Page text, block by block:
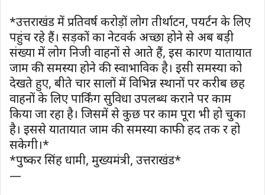
*उत्तराखंड में प्रतिवर्ष करोड़ों लोग तीर्थाटन, पयर्टन के लिए
पहुंच रहे हैं। सड़कों का नेटवर्क अच्छा होने से अब बड़ी
संख्या में लोग निजी वाहनों से आते हैं, इस कारण यातायात
जाम की समस्या होने की स्वाभाविक है। इसी समस्या को
देखते हुए, बीते चार सालों में विभिन्न स्थानों पर करीब छह
वाहनों के लिए पार्किंग सुविधा उपलब्ध कराने पर काम
किया जा रहा है। जिसमें से कुछ पर काम पूरा भी हो चुका
है। इससे यातायात जाम की समस्या काफी हद तक दूर हो
सकेगी।*
*पुष्कर सिंह धामी, मुख्यमंत्री, उत्तराखंड*
—